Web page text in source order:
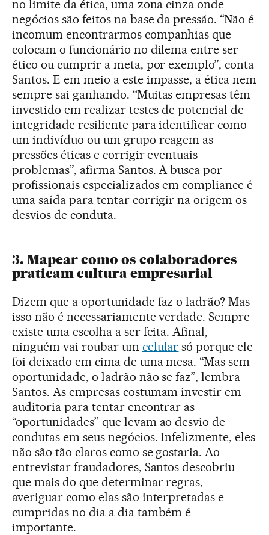
no limite da ética, uma zona cinza onde
negócios são feitos na base da pressão. “Não é
incomum encontrarmos companhias que
colocam o funcionário no dilema entre ser
ético ou cumprir a meta, por exemplo”, conta
Santos. E em meio a este impasse, a ética nem
sempre sai ganhando. “Muitas empresas têm
investido em realizar testes de potencial de
integridade resiliente para identificar como
um indivíduo ou um grupo reagem as
pressões éticas e corrigir eventuais
problemas”, afirma Santos. A busca por
profissionais especializados em compliance é
uma saída para tentar corrigir na origem os
desvios de conduta.
3. Mapear como os colaboradores
praticam cultura empresarial
Dizem que a oportunidade faz o ladrão? Mas
isso não é necessariamente verdade. Sempre
existe uma escolha a ser feita. Afinal,
ninguém vai roubar um celular só porque ele
foi deixado em cima de uma mesa. “Mas sem
oportunidade, o ladrão não se faz”, lembra
Santos. As empresas costumam investir em
auditoria para tentar encontrar as
“oportunidades” que levam ao desvio de
condutas em seus negócios. Infelizmente, eles
não são tão claros como se gostaria. Ao
entrevistar fraudadores, Santos descobriu
que mais do que determinar regras,
averiguar como elas são interpretadas e
cumpridas no dia a dia também é
importante.